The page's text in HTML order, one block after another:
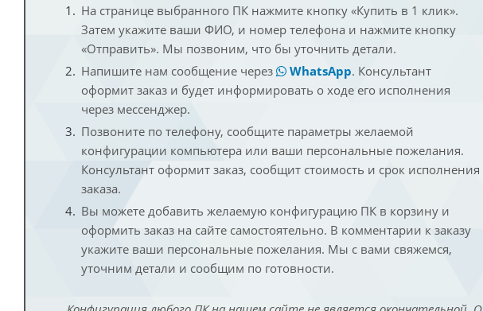
На странице выбранного ПК нажмите кнопку «Купить в 1 клик».
Затем укажите ваши ФИО, и номер телефона и нажмите кнопку
«Отправить». Мы позвоним, что бы уточнить детали.
Напишите нам сообщение через
WhatsApp. Консультант
оформит заказ и будет информировать о ходе его исполнения
через мессенджер.
Позвоните по телефону, сообщите параметры желаемой
конфигурации компьютера или ваши персональные пожелания.
Консультант оформит заказ, сообщит стоимость и срок исполнения
заказа.
Вы можете добавить желаемую конфигурацию ПК в корзину и
оформить заказ на сайте самостоятельно. В комментарии к заказу
укажите ваши персональные пожелания. Мы с вами свяжемся,
уточним детали и сообщим по готовности.